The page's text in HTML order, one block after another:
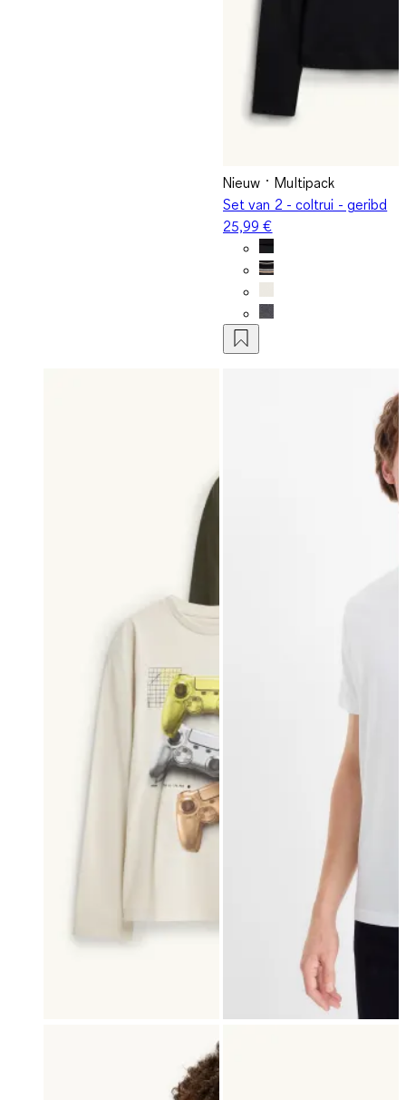
Nieuw
Multipack
Set van 2 - coltrui - geribd
25,99 €